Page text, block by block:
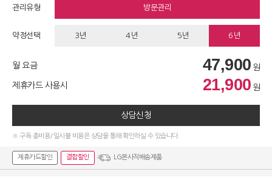
관리유형 방문관리
약정선택 3년 4년 5년 6년
월 요금 47,900 원
제휴카드 사용시 21,900 원
상담신청
※ 구독 총비용/일시불 비용은 상담을 통해 확인하실 수 있습니다.
제휴카드할인 결합할인 LG본사직배송제품